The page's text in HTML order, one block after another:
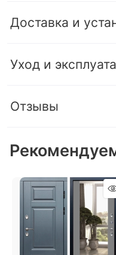
Доставка и
Уход и
Отзывы